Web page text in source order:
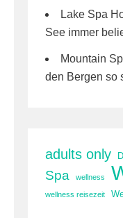
Lake Spa
See immer
Mountain
den Bergen so
adults only
Spa wellness
wellness reisezeit